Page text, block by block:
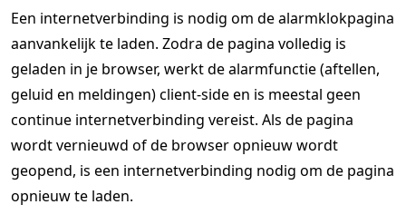
Een internetverbinding is nodig om de alarmklokpagina
aanvankelijk te laden. Zodra de pagina volledig is
geladen in je browser, werkt de alarmfunctie (aftellen,
geluid en meldingen) client-side en is meestal geen
continue internetverbinding vereist. Als de pagina
wordt vernieuwd of de browser opnieuw wordt
geopend, is een internetverbinding nodig om de pagina
opnieuw te laden.